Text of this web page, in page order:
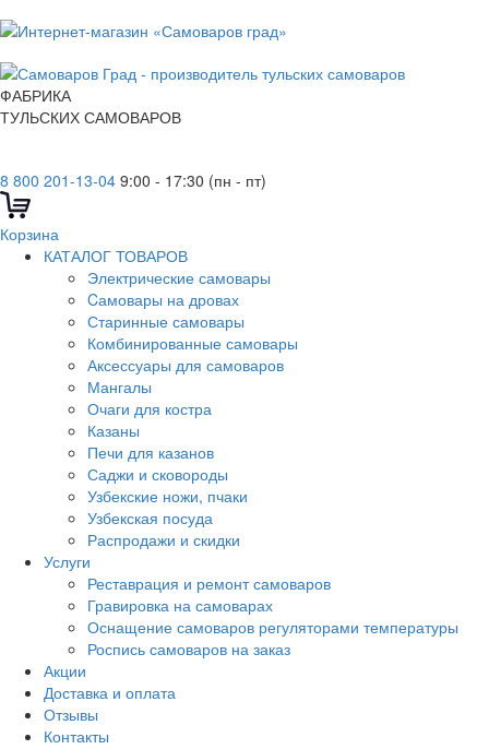
ФАБРИКА
ТУЛЬСКИХ САМОВАРОВ
8 800 201-13-04 9:00 - 17:30 (пн - пт)
Корзина
КАТАЛОГ ТОВАРОВ
Электрические самовары
Cамовары на дровах
Старинные самовары
Комбинированные самовары
Аксессуары для самоваров
Мангалы
Очаги для костра
Казаны
Печи для казанов
Саджи и сковороды
Узбекские ножи, пчаки
Узбекская посуда
Распродажи и скидки
Услуги
Реставрация и ремонт самоваров
Гравировка на самоварах
Оснащение самоваров регуляторами температуры
Роспись самоваров на заказ
Акции
Доставка и оплата
Отзывы
Контакты